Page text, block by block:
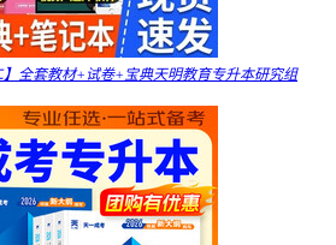
全套教材+试卷+宝典天明教育专升本研究组